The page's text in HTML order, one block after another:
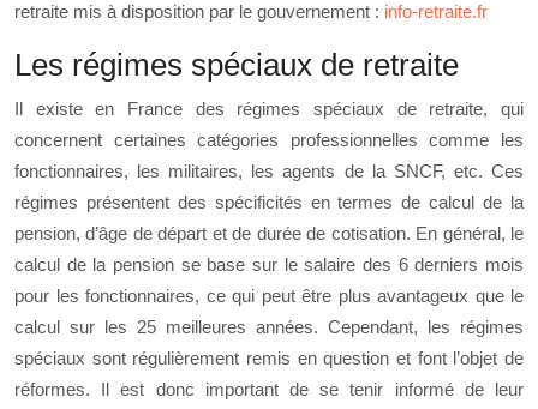
retraite mis à disposition par le gouvernement : info-retraite.fr
Les régimes spéciaux de retraite
Il existe en France des régimes spéciaux de retraite, qui
concernent certaines catégories professionnelles comme les
fonctionnaires, les militaires, les agents de la SNCF, etc. Ces
régimes présentent des spécificités en termes de calcul de la
pension, d’âge de départ et de durée de cotisation. En général, le
calcul de la pension se base sur le salaire des 6 derniers mois
pour les fonctionnaires, ce qui peut être plus avantageux que le
calcul sur les 25 meilleures années. Cependant, les régimes
spéciaux sont régulièrement remis en question et font l’objet de
réformes. Il est donc important de se tenir informé de leur